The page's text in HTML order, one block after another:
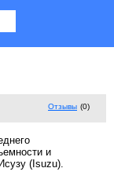
Отзывы (0)
и
(Isuzu).